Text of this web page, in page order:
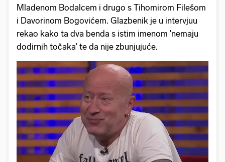
Mladenom Bodalcem i drugo s Tihomirom Filešom
i Davorinom Bogovićem. Glazbenik je u intervjuu
rekao kako ta dva benda s istim imenom 'nemaju
dodirnih točaka' te da nije zbunjujuće.